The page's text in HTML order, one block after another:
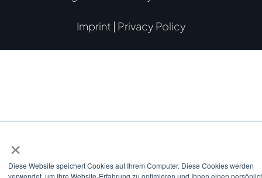
×
Diese Website speichert Cookies auf Ihrem Computer. Diese Cookies werden
verwendet, um Ihre Website-Erfahrung zu optimieren und Ihnen einen
Imprint | Privacy Policy